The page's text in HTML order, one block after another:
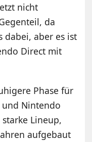
nicht
da
dabei, aber es ist
Direct mit
Phase für
Nintendo
Lineup,
aufgebaut